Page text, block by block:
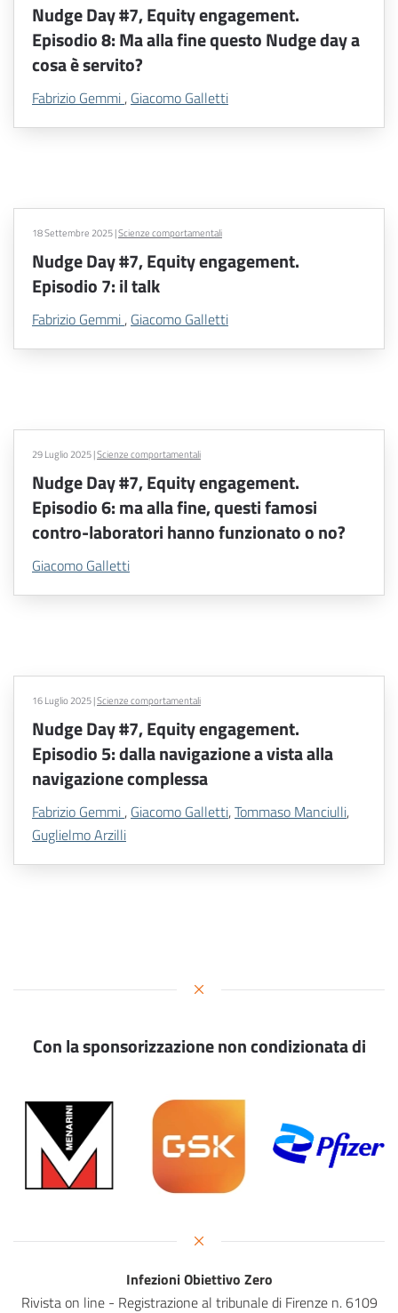
Nudge Day #7, Equity engagement.
Episodio 8: Ma alla fine questo Nudge day a
cosa è servito?
Fabrizio Gemmi , Giacomo Galletti
18 Settembre 2025|Scienze comportamentali
Nudge Day #7, Equity engagement.
Episodio 7: il talk
Fabrizio Gemmi , Giacomo Galletti
29 Luglio 2025|Scienze comportamentali
Nudge Day #7, Equity engagement.
Episodio 6: ma alla fine, questi famosi
contro-laboratori hanno funzionato o no?
Giacomo Galletti
16 Luglio 2025|Scienze comportamentali
Nudge Day #7, Equity engagement.
Episodio 5: dalla navigazione a vista alla
navigazione complessa
Fabrizio Gemmi , Giacomo Galletti,Tommaso Manciulli,
Guglielmo Arzilli
Con la sponsorizzazione non condizionata di
Infezioni Obiettivo Zero
Rivista on line - Registrazione al tribunale di Firenze n. 6109